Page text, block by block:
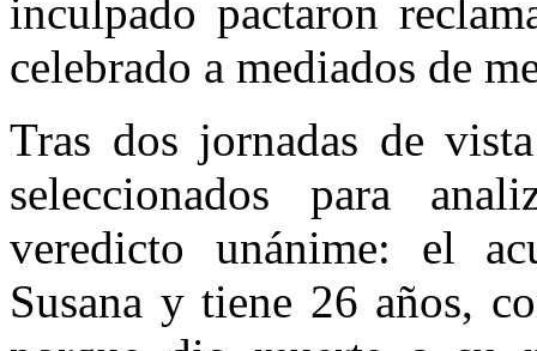
inculpado pactaron
celebrado a mediados de
Tras dos jornadas de
seleccionados para
veredicto unánime: el
Susana y tiene 26 años,